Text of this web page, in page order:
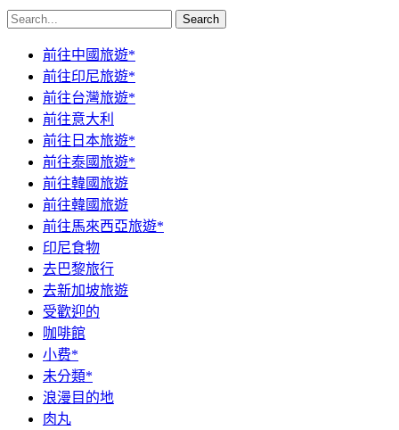
Search
前往中國旅遊*
前往印尼旅遊*
前往台灣旅遊*
前往意大利
前往日本旅遊*
前往泰國旅遊*
前往韓國旅遊
前往韓國旅遊
前往馬來西亞旅遊*
印尼食物
去巴黎旅行
去新加坡旅遊
受歡迎的
咖啡館
小费*
未分類*
浪漫目的地
肉丸